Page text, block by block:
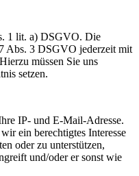
1 lit. a) DSGVO. Die
Abs. 3 DSGVO jederzeit mit
müssen Sie uns
setzen.
IP- und E-Mail-Adresse.
ein berechtigtes Interesse
oder zu unterstützen,
und/oder er sonst wie